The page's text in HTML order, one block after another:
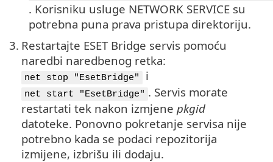
. Korisniku usluge NETWORK SERVICE su
potrebna puna prava pristupa direktoriju.
3. Restartajte ESET Bridge servis pomoću
naredbi naredbenog retka:
net stop "EsetBridge" i
net start "EsetBridge" . Servis morate
restartati tek nakon izmjene pkgid
datoteke. Ponovno pokretanje servisa nije
potrebno kada se podaci repozitorija
izmijene, izbrišu ili dodaju.